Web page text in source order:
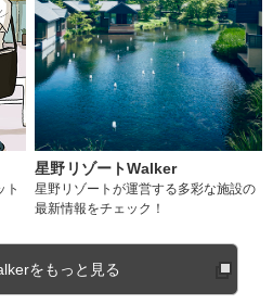
ト
星野リゾートWalker
星野リゾートが運営する多彩な施設の
最新情報をチェック！
をもっと見る